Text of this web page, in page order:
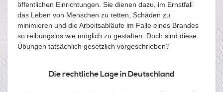
öffentlichen Einrichtungen. Sie dienen dazu, im Ernstfall
das Leben von Menschen zu retten, Schäden zu
minimieren und die Arbeitsabläufe im Falle eines Brandes
so reibungslos wie möglich zu gestalten. Doch sind diese
Übungen tatsächlich gesetzlich vorgeschrieben?
Die rechtliche Lage in Deutschland